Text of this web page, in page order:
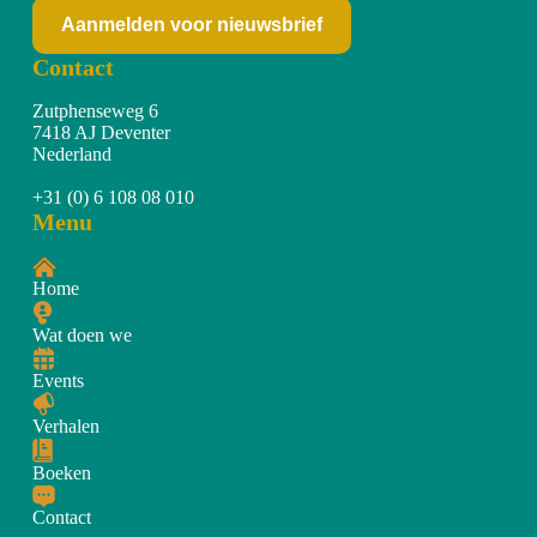
Aanmelden voor nieuwsbrief
Contact
Zutphenseweg 6
7418 AJ Deventer
Nederland
+31 (0) 6 108 08 010
Menu
Home
Wat doen we
Events
Verhalen
Boeken
Contact